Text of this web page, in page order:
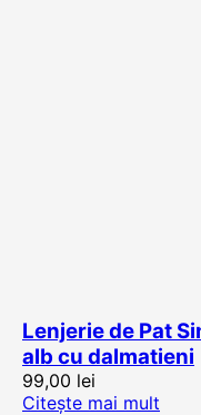
Lenjerie de Pat
alb cu dalmatieni
99,00 lei
Citește mai mult